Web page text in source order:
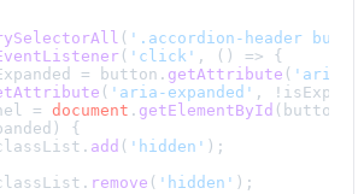
( '.accordion-header
( 'click' , () => {
= button. getAttribute ( 'aria-
( 'aria-expanded' ,
= document . getElementById (button.
{
. add ( 'hidden' );
. remove ( 'hidden' );